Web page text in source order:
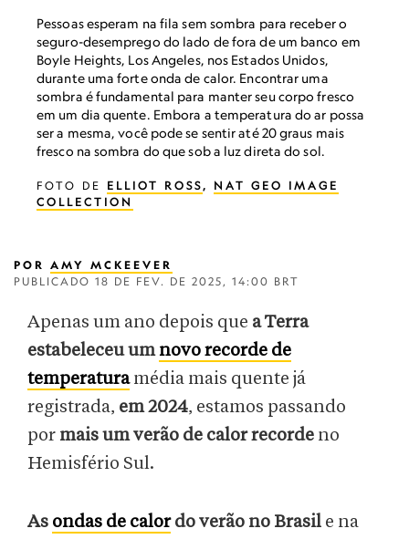
Pessoas esperam na fila sem sombra para receber o
seguro-desemprego do lado de fora de um banco em
Boyle Heights, Los Angeles, nos Estados Unidos,
durante uma forte onda de calor. Encontrar uma
sombra é fundamental para manter seu corpo fresco
em um dia quente. Embora a temperatura do ar possa
ser a mesma, você pode se sentir até 20 graus mais
fresco na sombra do que sob a luz direta do sol.
FOTO DE ELLIOT ROSS, NAT GEO IMAGE
COLLECTION
POR AMY MCKEEVER
PUBLICADO 18 DE FEV. DE 2025, 14:00 BRT
Apenas um ano depois que a Terra
estabeleceu umnovo recorde de
temperatura média mais quente já
registrada, em 2024, estamos passando
por mais um verão de calor recorde no
Hemisfério Sul.
As ondas de calordo verão no Brasil e na